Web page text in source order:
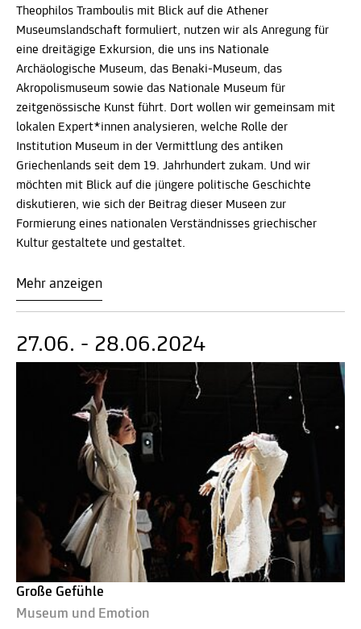
Theophilos Tramboulis mit Blick auf die Athener
Museumslandschaft formuliert, nutzen wir als Anregung für
eine dreitägige Exkursion, die uns ins Nationale
Archäologische Museum, das Benaki-Museum, das
Akropolismuseum sowie das Nationale Museum für
zeitgenössische Kunst führt. Dort wollen wir gemeinsam mit
lokalen Expert*innen analysieren, welche Rolle der
Institution Museum in der Vermittlung des antiken
Griechenlands seit dem 19. Jahrhundert zukam. Und wir
möchten mit Blick auf die jüngere politische Geschichte
diskutieren, wie sich der Beitrag dieser Museen zur
Formierung eines nationalen Verständnisses griechischer
Kultur gestaltete und gestaltet.
Mehr anzeigen
27.06. - 28.06.2024
Große Gefühle
Museum und Emotion